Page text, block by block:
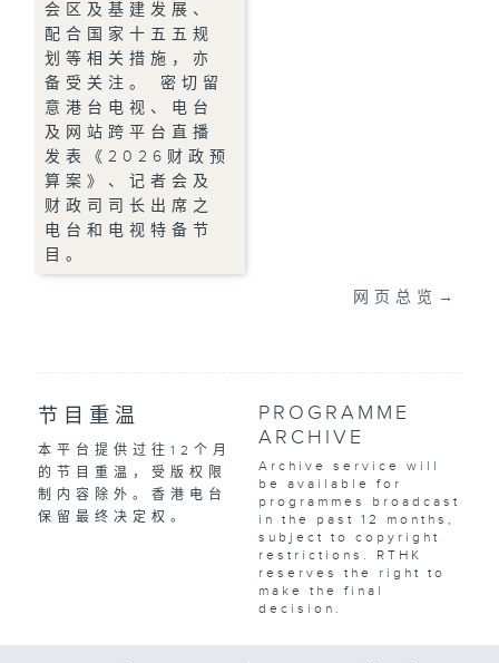
会区及基建发展、
配合国家十五五规
划等相关措施，亦
备受关注。 密切留
意港台电视、电台
及网站跨平台直播
发表《2026财政预
算案》、记者会及
财政司司长出席之
电台和电视特备节
目。
网页总览 →
节目重温
本平台提供过往12个月
的节目重温，受版权限
制内容除外。香港电台
保留最终决定权。
PROGRAMME
ARCHIVE
Archive service will
be available for
programmes broadcast
in the past 12 months,
subject to copyright
restrictions. RTHK
reserves the right to
make the final
decision.